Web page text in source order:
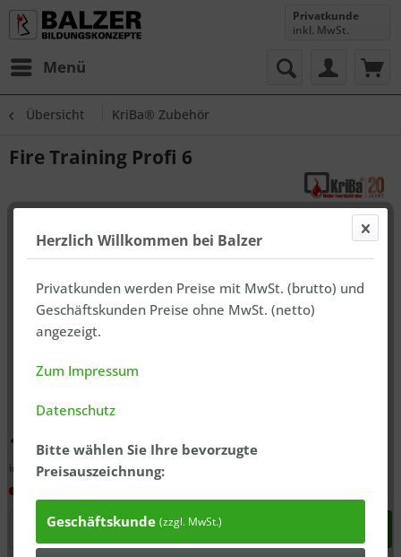
Menü
Privatkunde
inkl. MwSt.
Übersicht KriBa® Zubehör
Fire Training Profi 6
1.462,51 € *
inkl. MwSt., zzgl.ausgewiesener Versandkosten
In den
Herzlich Willkommen bei Balzer
Privatkunden werden Preise mit MwSt. (brutto) und
Geschäftskunden Preise ohne MwSt. (netto)
angezeigt.
Zum Impressum
Datenschutz
Bitte wählen Sie Ihre bevorzugte
Preisauszeichnung:
Geschäftskunde (zzgl. MwSt.)